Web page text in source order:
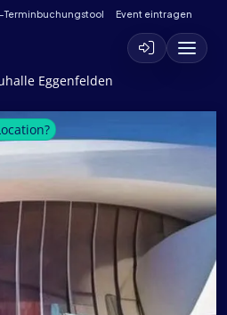
Terminbuchungstool Event eintragen
Eggenfelden